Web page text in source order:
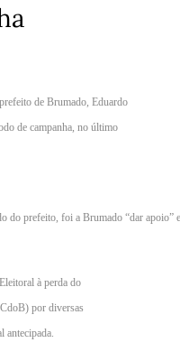
de Brumado, Eduardo
de campanha, no último
do prefeito, foi a Brumado “dar
à perda do
por diversas
antecipada.